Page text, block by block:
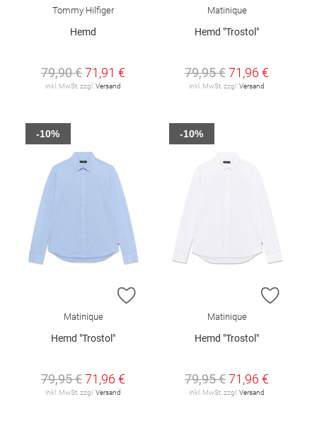
Tommy Hilfiger
Hemd
79,90 €71,91 €
inkl. MwSt. zzgl. Versand
Matinique
Hemd "Trostol"
79,95 €71,96 €
inkl. MwSt. zzgl. Versand
ZUR WUNSCHLISTE HINZUFÜGEN
Matinique
Hemd "Trostol"
79,95 €71,96 €
inkl. MwSt. zzgl. Versand
-10%
ZUR
Matinique
Hemd "Trostol"
79,95 €71,96 €
inkl. MwSt. zzgl. Versand
-10%